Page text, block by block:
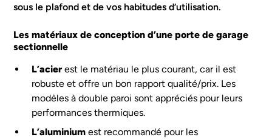
sous le plafond et de vos habitudes d’utilisation.
Les matériaux de conception d’une porte de garage
sectionnelle
L’acierest le matériau le plus courant, car il est
robuste et offre un bon rapport qualité/prix. Les
modèles à double paroi sont appréciés pour leurs
performances thermiques.
L’aluminiumest recommandé pour les